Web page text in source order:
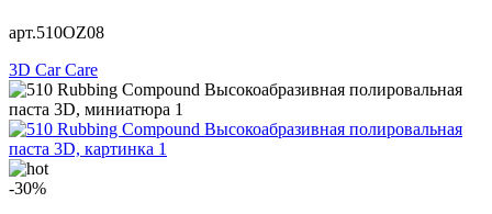
арт.510OZ08
3D Car Care
-30%